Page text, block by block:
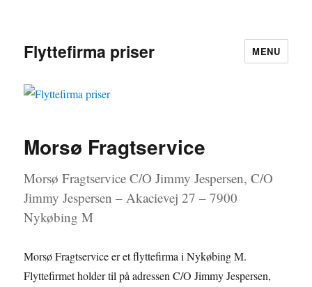
Flyttefirma priser MENU
Morsø Fragtservice
Morsø Fragtservice C/O Jimmy Jespersen, C/O
Jimmy Jespersen – Akacievej 27 – 7900
Nykøbing M
Morsø Fragtservice er et flyttefirma i Nykøbing M.
Flyttefirmet holder til på adressen C/O Jimmy Jespersen,